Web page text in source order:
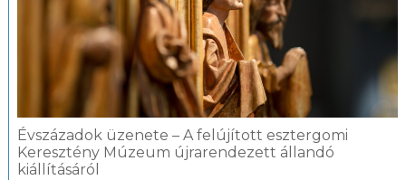
Évszázadok üzenete – A felújított esztergomi
Keresztény Múzeum újrarendezett állandó
kiállításáról